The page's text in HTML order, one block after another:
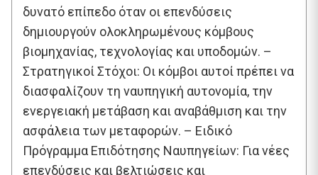
δυνατό επίπεδο όταν οι επενδύσεις
δημιουργούν ολοκληρωμένους κόμβους
βιομηχανίας, τεχνολογίας και υποδομών. –
Στρατηγικοί Στόχοι: Οι κόμβοι αυτοί πρέπει να
διασφαλίζουν τη ναυπηγική αυτονομία, την
ενεργειακή μετάβαση και αναβάθμιση και την
ασφάλεια των μεταφορών. – Ειδικό
Πρόγραμμα Επιδότησης Ναυπηγείων: Για νέες
επενδύσεις και βελτιώσεις και